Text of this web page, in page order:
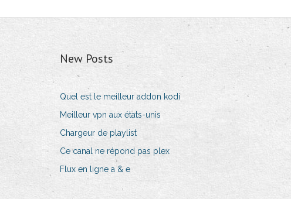
New Posts
Quel est le meilleur addon kodi
Meilleur vpn aux états-unis
Chargeur de playlist
Ce canal ne répond pas plex
Flux en ligne a & e